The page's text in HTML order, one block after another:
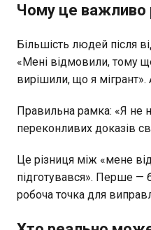
Чому це важливо
Більшість людей після
«Мені відмовили, тому
вирішили, що я
Правильна рамка: «Я не
переконливих доказів
Це різниця між «мене
підготувався». Перше —
робоча точка для